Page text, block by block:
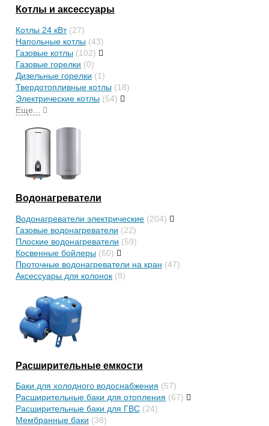
Котлы и аксессуары
Котлы 24 кВт (27)
Напольные котлы (43)
Газовые котлы (102)
Газовые горелки (0)
Дизельные горелки (1)
Твердотопливные котлы (18)
Электрические котлы (54)
Еще...
Водонагреватели
Водонагреватели электрические (204)
Газовые водонагреватели (22)
Плоские водонагреватели (59)
Косвенные бойлеры (60)
Проточные водонагреватели на кран (47)
Аксессуары для колонок (8)
Расширительные емкости
Баки для холодного водоснабжения (57)
Расширительные баки для отопления (67)
Расширительные баки для ГВС (24)
Мембранные баки (38)